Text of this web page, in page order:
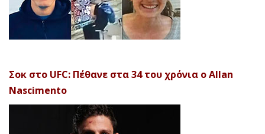
Σοκ στο UFC: Πέθανε στα 34 του χρόνια ο Allan
Nascimento